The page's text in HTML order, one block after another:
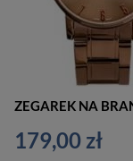
179,00 zł